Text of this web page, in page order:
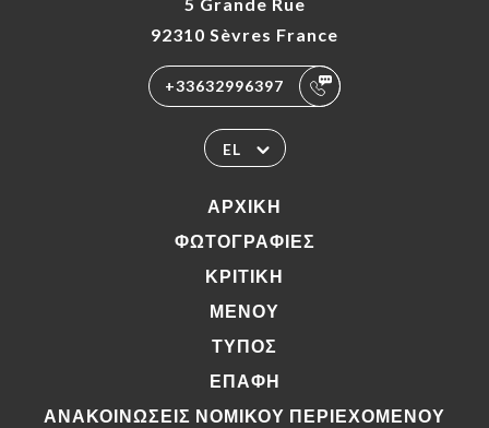
92310 Sèvres France
+33632996397
EL
ΑΡΧΙΚΉ
ΦΩΤΟΓΡΑΦΊΕΣ
ΚΡΙΤΙΚΉ
ΜΕΝΟΎ
ΤΎΠΟΣ
ΕΠΑΦΉ
ΑΝΑΚΟΙΝΏΣΕΙΣ ΝΟΜΙΚΟΎ ΠΕΡΙΕΧΟΜΈΝΟΥ